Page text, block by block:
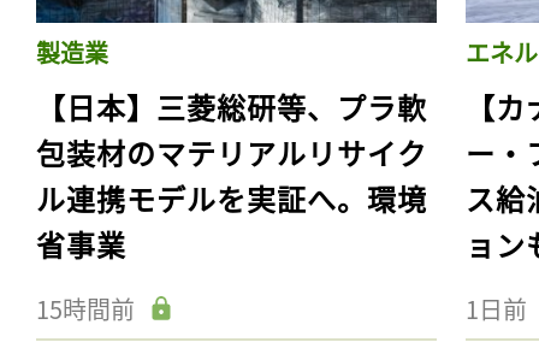
製造業
【日本】三菱総研等、プラ軟
包装材のマテリアルリサイク
ル連携モデルを実証へ。環境
省事業
15時間前
エネ
【
ー・
ス給
ョン
1日前